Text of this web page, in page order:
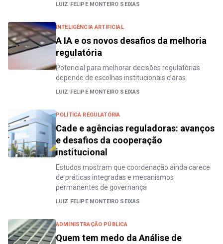
LUIZ FELIPE MONTEIRO SEIXAS
INTELIGÊNCIA ARTIFICIAL
A IA e os novos desafios da melhoria
regulatória
Potencial para melhorar decisões regulatórias
depende de escolhas institucionais claras
LUIZ FELIPE MONTEIRO SEIXAS
POLÍTICA REGULATÓRIA
Cade e agências reguladoras: avanços
e desafios da cooperação
institucional
Estudos mostram que coordenação ainda carece
de práticas integradas e mecanismos
permanentes de governança
LUIZ FELIPE MONTEIRO SEIXAS
ADMINISTRAÇÃO PÚBLICA
Quem tem medo da Análise de